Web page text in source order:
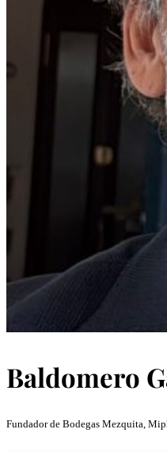
Baldomero
Fundador de Bodegas Mezquita,